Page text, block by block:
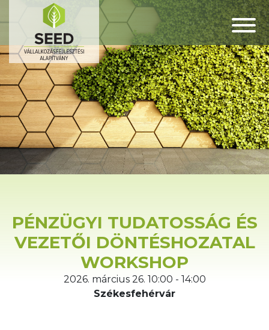
PÉNZÜGYI TUDATOSSÁG ÉS
VEZETŐI DÖNTÉSHOZATAL
WORKSHOP
2026. március 26. 10:00 - 14:00
Székesfehérvár